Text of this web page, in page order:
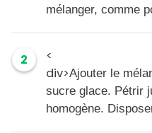
mélanger, comme
2
<
div>Ajouter le
sucre glace. Pétrir
homogène.